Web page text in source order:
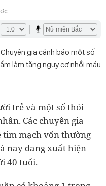
gia cảnh báo một số
làm tăng nguy cơ nhồi máu
trẻ và một số thói
Các chuyên gia
tim mạch vốn thường
nay đang xuất hiện
40 tuổi.